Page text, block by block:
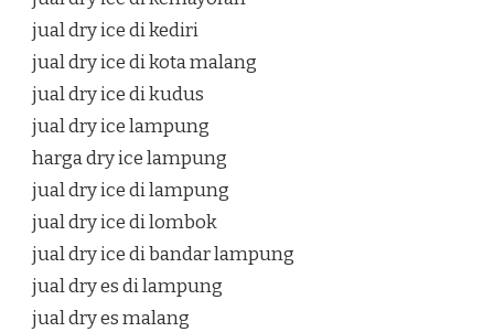
jual dry ice di kediri
jual dry ice di kota malang
jual dry ice di kudus
jual dry ice lampung
harga dry ice lampung
jual dry ice di lampung
jual dry ice di lombok
jual dry ice di bandar lampung
jual dry es di lampung
jual dry es malang